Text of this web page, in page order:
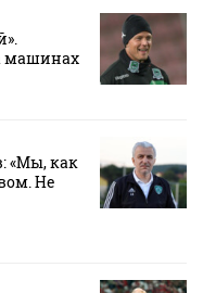
машинах
«Мы, как
Не